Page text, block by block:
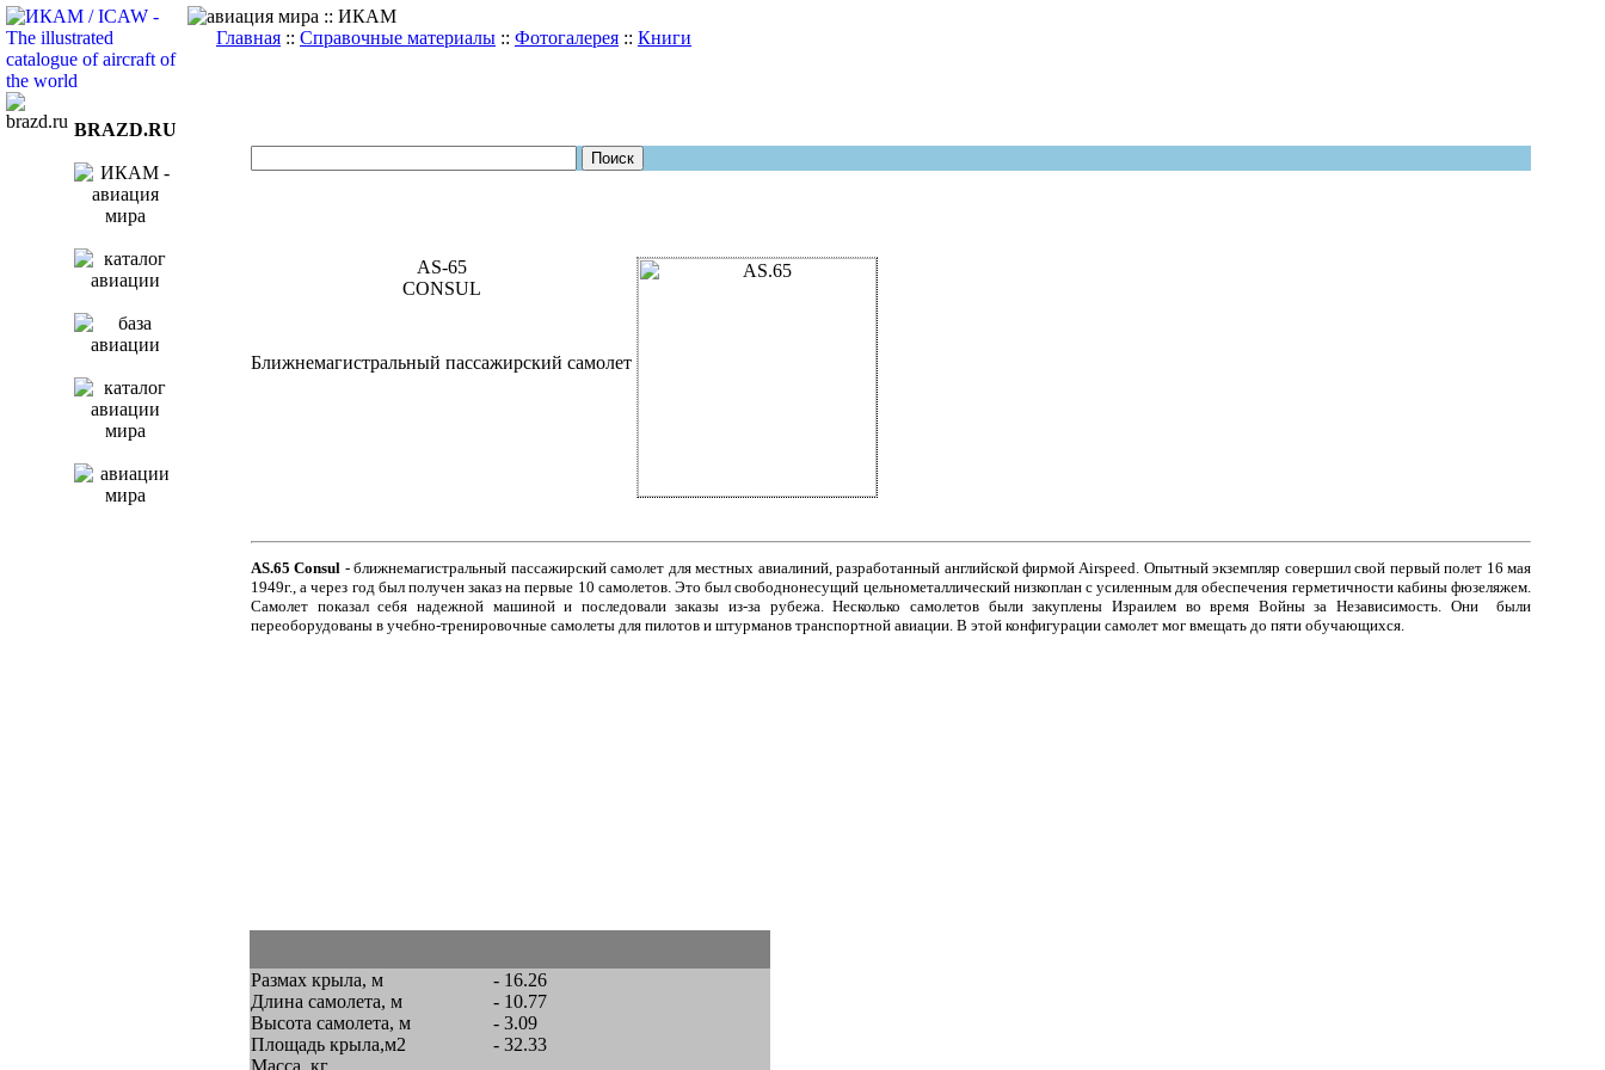
Главная :: Справочные материалы :: Фотогалерея :: Книги
BRAZD.RU
AS-65
CONSUL
Ближнемагистральный пассажирский самолет
AS.65 Consul - ближнемагистральный пассажирский самолет для местных авиалиний, разработанный английской фирмой Airspeed. Опытный экземпляр совершил свой первый полет 16 мая
1949г., а через год был получен заказ на первые 10 самолетов. Это был свободнонесущий цельнометаллический низкоплан с усиленным для обеспечения герметичности кабины фюзеляжем.
Самолет показал себя надежной машиной и последовали заказы из-за рубежа. Несколько самолетов были закуплены Израилем во время Войны за Независимость. Они были
переоборудованы в учебно-тренировочные самолеты для пилотов и штурманов транспортной авиации. В этой конфигурации самолет мог вмещать до пяти обучающихся.
Размах крыла, м
Длина самолета, м
Высота самолета, м
Площадь крыла,м2
Масса, кг
- 16.26
- 10.77
- 3.09
- 32.33